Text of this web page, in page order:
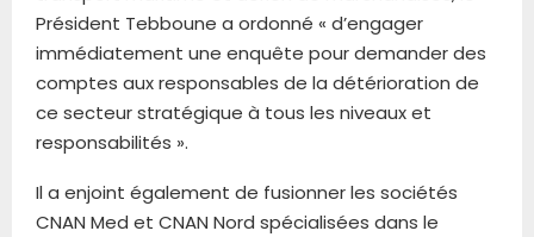
Président Tebboune a ordonné « d’engager
immédiatement une enquête pour demander des
comptes aux responsables de la détérioration de
ce secteur stratégique à tous les niveaux et
responsabilités ».
Il a enjoint également de fusionner les sociétés
CNAN Med et CNAN Nord spécialisées dans le